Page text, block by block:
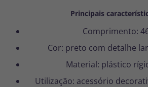
Principais
Comprimento:
Cor: preto com detalhe
Material: plástico
Utilização: acessório